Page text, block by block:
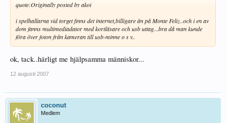
quote:Originally posted by akoi
i spelhallarna vid torget finns det internet,billigare än på Monte Feliz..och i en av
dom fanns multimediadator med kortläsare och usb uttag...bra då man kunde
föra över foton från kameran till usb-minne o s v..
ok, tack..härligt me hjälpsamma människor...
12 augusti 2007
coconut
Medlem